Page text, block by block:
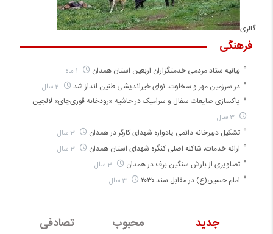
گالری
جدید محبوب تصادفی
فرهنگی
بیانیه ستاد مردمی خدمتگزاران اربعین استان همدان
در سرزمین مهر و سخاوت، نوای خیراندیشی طنین انداز شد
پاکسازی ضایعات سفال و سرامیک در حاشیه «رودخانه قوری‌چای» لالجین
3 سال
تشکیل دبیرخانه دائمی یادواره شهدای کارگر در همدان 3 سال
ارائه خدمات، شاکله اصلی کنگره شهدای استان همدان 3 سال
تصاویری از بارش سنگین برف در همدان 3 سال
امام حسین(ع) در مقابل سند ۲۰۳۰ 3 سال